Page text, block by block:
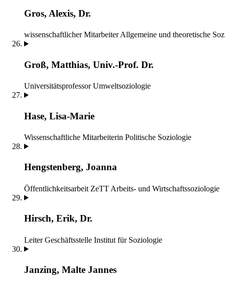
Gros, Alexis, Dr.
wissenschaftlicher Mitarbeiter Allgemeine und theoretische
Groß, Matthias, Univ.-Prof. Dr.
Universitätsprofessor Umweltsoziologie
Hase, Lisa-Marie
Wissenschaftliche Mitarbeiterin Politische Soziologie
Hengstenberg, Joanna
Öffentlichkeitsarbeit ZeTT Arbeits- und Wirtschaftssoziologie
Hirsch, Erik, Dr.
Leiter Geschäftsstelle Institut für Soziologie
Janzing, Malte Jannes